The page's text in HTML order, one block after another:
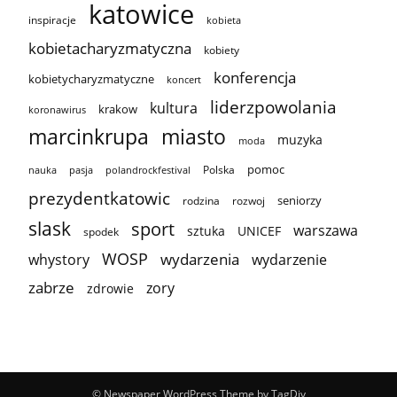
inspiracje katowice kobieta
kobietacharyzmatyczna kobiety
kobietycharyzmatyczne koncert konferencja
koronawirus krakow kultura liderzpowolania
marcinkrupa miasto moda muzyka
nauka pasja polandrockfestival Polska pomoc
prezydentkatowic rodzina rozwoj seniorzy
slask spodek sport sztuka UNICEF
warszawa
whystory
WOSP wydarzenia wydarzenie
zabrze zdrowie zory
© Newspaper WordPress Theme by TagDiv